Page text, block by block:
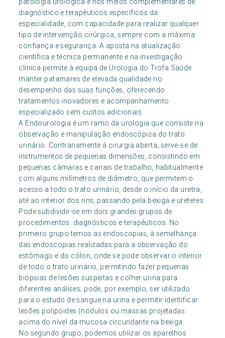
diagnóstico e terapêuticos específicos da
especialidade, com capacidade para realizar qualquer
tipo de intervenção cirúrgica, sempre com a máxima
confiança e segurança. A aposta na atualização
científica e técnica permanente e na investigação
clínica permite à equipa de Urologia do Trofa Saúde
manter patamares de elevada qualidade no
desempenho das suas funções, oferecendo
tratamentos inovadores e acompanhamento
especializado sem custos adicionais.
A Endourologia é um ramo da urologia que consiste na
observação e manipulação endoscópica do trato
urinário. Contrariamente à cirurgia aberta, serve-se de
instrumentos de pequenas dimensões, consistindo em
pequenas câmaras e canais de trabalho, habitualmente
com alguns milímetros de diâmetro, que permitem o
acesso a todo o trato urinário, desde o início da uretra,
até ao interior dos rins, passando pela bexiga e ureteres.
Pode subdividir-se em dois grandes grupos de
procedimentos: diagnósticos e terapêuticos. No
primeiro grupo temos as endoscopias, à semelhança
das endoscopias realizadas para a observação do
estômago e do cólon, onde se pode observar o interior
de todo o trato urinário, permitindo fazer pequenas
biópsias de lesões suspeitas e colher urina para
diferentes análises; pode, por exemplo, ser utilizado
para o estudo de sangue na urina e permitir identificar
lesões polipóides (nódulos ou massas projetadas
acima do nível da mucosa circundante na bexiga.
No segundo grupo, podemos utilizar os aparelhos